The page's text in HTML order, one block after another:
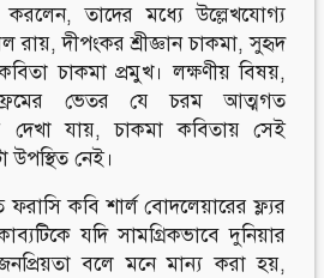
তাদের মধ্যে উল্লেখযোগ্য
রায়, দীপংকর শ্রীজ্ঞান চাকমা, সুহৃদ
চাকমা প্রমুখ। লক্ষণীয় বিষয়,
ভেতর যে চরম আত্মগত
দেখা যায়, চাকমা কবিতায় সেই
উপস্থিত নেই।
ফরাসি কবি শার্ল বোদলেয়ারের ফ্ল্যর
যদি সামগ্রিকভাবে দুনিয়ার
বলে মনে মান্য করা হয়,